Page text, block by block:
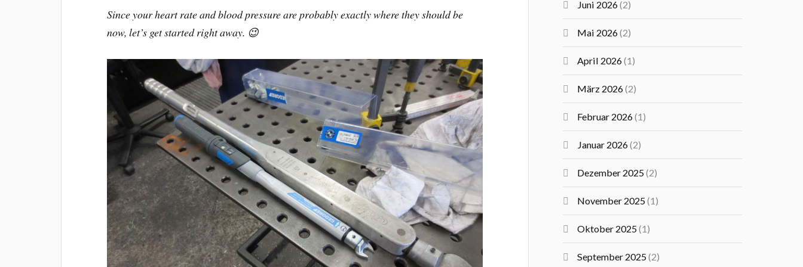
Since your heart rate and blood pressure are probably exactly where they should be
now, let’s get started right away. 😉
Juni 2026(2)
Mai 2026(2)
April 2026(1)
März 2026(2)
Februar 2026(1)
Januar 2026(2)
Dezember 2025(2)
November 2025(1)
Oktober 2025(1)
September 2025(2)